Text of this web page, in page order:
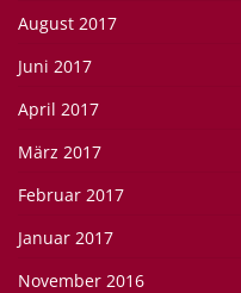
August 2017
Juni 2017
April 2017
März 2017
Februar 2017
Januar 2017
November 2016